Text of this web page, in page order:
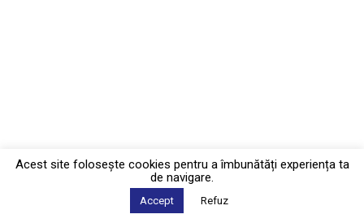
Acest site foloseşte cookies pentru a îmbunătăți experiența ta
de navigare.
Accept Refuz